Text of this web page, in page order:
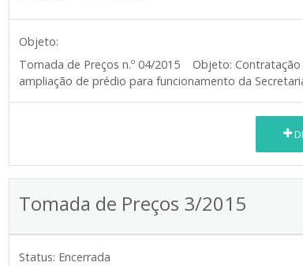
Objeto:
Tomada de Preços n.º 04/2015
Objeto:
ampliação de prédio para funcionamento da
Tomada de Preços 3/2015
Status: Encerrada